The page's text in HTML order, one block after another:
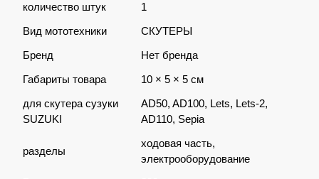
количество штук
1
Вид мототехники
СКУТЕРЫ
Бренд
Нет бренда
Габариты товара
10 × 5 × 5 см
для скутера сузуки
SUZUKI
AD50, AD100, Lets, Lets-2,
AD110, Sepia
разделы
ходовая часть,
электрооборудование